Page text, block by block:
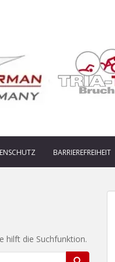
BARRIEREFREIHEIT
hilft die Suchfunktion.